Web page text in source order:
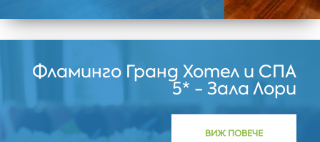
Фламинго Гранд Хотел и СПА
5* - Зала Лори
ВИЖ ПОВЕЧЕ